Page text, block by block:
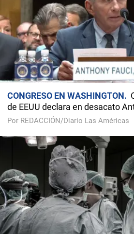
CONGRESO EN WASHINGTON
de EEUU declara en desacato
Por REDACCIÓN/Diario Las Américas